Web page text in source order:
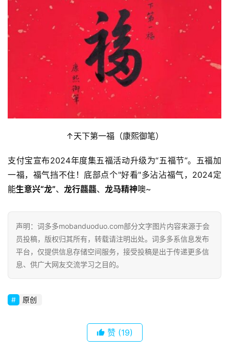
页
经
词
古
诗
词
常
用
登录 注册
↑天下第一福（康熙御笔）
支付宝宣布2024年度集五福活动升级为“五福节”。五福加
一福，福气挡不住！底部点个"好看"多沾沾福气，2024定
能生意兴“龙”、 龙行龘龘、 龙马精神噢~
声明：词多多mobanduoduo.com部分文字图片内容来源于会
员投稿，版权归其所有，转载请注明出处。词多多系信息发布
平台，仅提供信息存储空间服务，接受投稿是出于传递更多信
息、供广大网友交流学习之目的。
原创
赞 (19)